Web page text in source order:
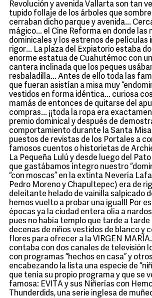
Revolución y avenida Vallarta son tan
tupido follaje de los árboles que
cerraban dicho parque y avenida...
mágico... el Cine Reforma en donde las
dominicales y los estrenos de películas
rigor... La plaza del Expiatorio estaba
enorme estatua de Cuahutémoc con
cantera inclinada que los peques
resbaladilla... Antes de ello toda las
que fueran asistían a misa muy
vestidos en forma idéntica... curiosa
mamás de entonces de quitarse del
compras... ¡¡toda la ropa era
premio dominical y después de
comportamiento durante la Santa
puestos de revistas de los Portales a
famosos cuentos o historietas de
La Pequeña Lulú y desde luego del
que gastábamos íntegro nuestro
“con moscas” en la extinta Nevería
Pedro Moreno y Chapultepec) era de
deleitante helado de vainilla salpicado
hemos vuelto a probar una igual!! Por
épocas ya la ciudad entera olía a
pues no había templo que tarde a tarde
decenas de niños vestidos de blanco y
flores para ofrecer a la VIRGEN
contaba con dos canales de televisión
con programas “hechos en casa” y
encabezando la lista una especie de
que tenía su propio programa y que se
famosa: EVITA y sus Niñerías con
Thunderdids, una serie inglesa de